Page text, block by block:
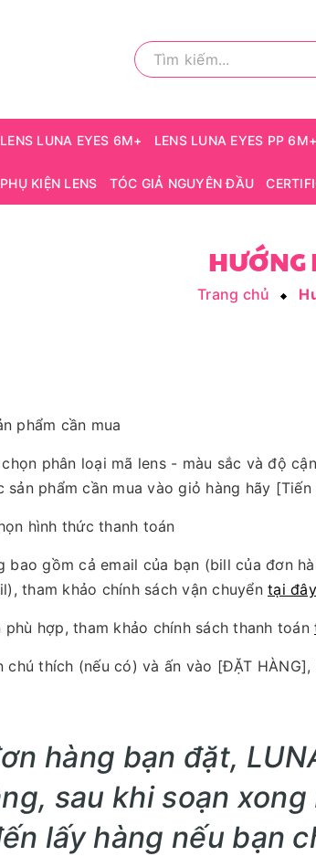
LENS LUNA EYES 6M+ LENS LUNA EYES PP 6M+
PHỤ KIỆN LENS TÓC GIẢ NGUYÊN ĐẦU
HƯỚNG
Trang chủ
phẩm cần mua
phân loại mã lens - màu sắc và độ
phẩm cần mua vào giỏ hàng hãy [Tiến
hình thức thanh toán
gồm cả email của bạn (bill của đơn
tham khảo chính sách vận chuyển tại đây
hợp, tham khảo chính sách thanh toán
thích (nếu có) và ấn vào [ĐẶT
hàng bạn đặt,
sau khi soạn
lấy hàng nếu bạn